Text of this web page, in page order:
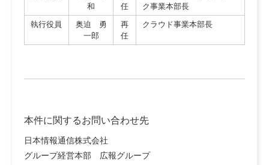
和
任
ク事業本部長
執行役員
奥迫 勇
一郎
再
任
クラウド事業本部長
本件に関するお問い合わせ先
日本情報通信株式会社
グループ経営本部 広報グループ